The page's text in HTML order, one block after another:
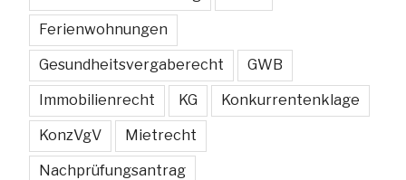
Ferienwohnungen
Gesundheitsvergaberecht GWB
Immobilienrecht KG Konkurrentenklage
KonzVgV Mietrecht
Nachprüfungsantrag